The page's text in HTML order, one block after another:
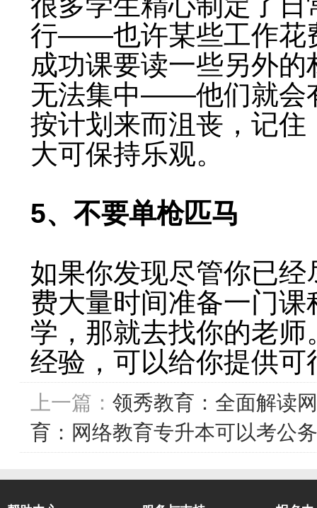
行——也许某些工作花
成功课要读一些另外
无法集中——他们就会
按计划来而沮丧，记
大可保持乐观。
5、不要单枪匹马
如果你发现尽管你已
费大量时间准备一门
学，那就去找你的老
经验，可以给你提供
上一篇： 领秀教育：全面解读
育：网络教育专升本可以考公